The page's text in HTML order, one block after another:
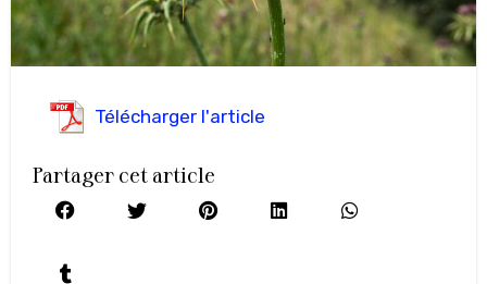
Télécharger l'article
Partager cet article